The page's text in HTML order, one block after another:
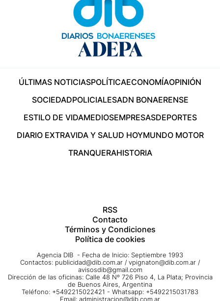
ÚLTIMAS NOTICIASPOLÍTICAECONOMÍAOPINIÓN
SOCIEDADPOLICIALESADN BONAERENSE
ESTILO DE VIDAMEDIOSEMPRESASDEPORTES
DIARIO EXTRAVIDA Y SALUD HOYMUNDO MOTOR
TRANQUERAHISTORIA
RSS
Contacto
Términos y Condiciones
Política de cookies
Agencia DIB - Fecha de Inicio: Septiembre 1993
Contactos: publicidad@dib.com.ar / vpignaton@dib.com.ar /
avisosdib@gmail.com
Dirección de las oficinas: Calle 48 Nº 726 Piso 4, La Plata; Provincia
de Buenos Aires, Argentina
Teléfono: +5492215022421 - Whatsapp: +5492215031783
Email: administracion@dib.com.ar